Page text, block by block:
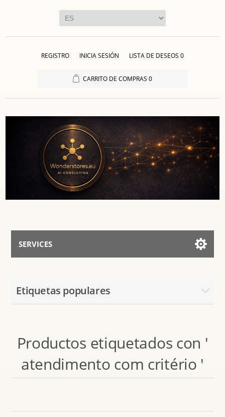
REGISTRO INICIA SESIÓN LISTA DE DESEOS 0
CARRITO DE COMPRAS 0
SERVICES
Hablar con el Asistente
Etiquetas populares
Productos etiquetados con '
atendimento com critério '